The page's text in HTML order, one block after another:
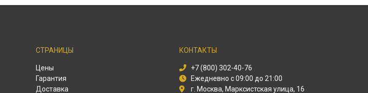
СТРАНИЦЫ
Цены
Гарантия
Доставка
КОНТАКТЫ
+7 (800) 302-40-76
Ежедневно с 09:00 до 21:00
г. Москва, Марксистская улица, 16